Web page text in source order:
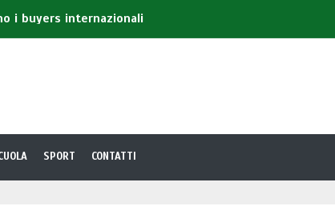
i buyers internazionali
Pro Loco per valorizzare Galatina
prima accoglienza 14enne residente a
SPORT CONTATTI